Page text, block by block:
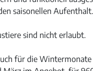
saisonellen Aufenthalt.
sind nicht erlaubt.
für die Wintermonate